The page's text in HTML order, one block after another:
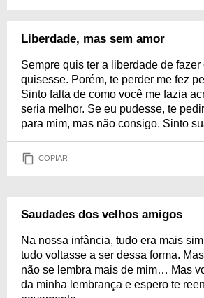
Liberdade, mas sem amor
Sempre quis ter a liberdade de fazer
quisesse. Porém, te perder me fez
Sinto falta de como você me fazia
seria melhor. Se eu pudesse, te
para mim, mas não consigo. Sinto
COPIAR
Saudades dos velhos amigos
Na nossa infância, tudo era mais
tudo voltasse a ser dessa forma.
não se lembra mais de mim… Mas
da minha lembrança e espero te